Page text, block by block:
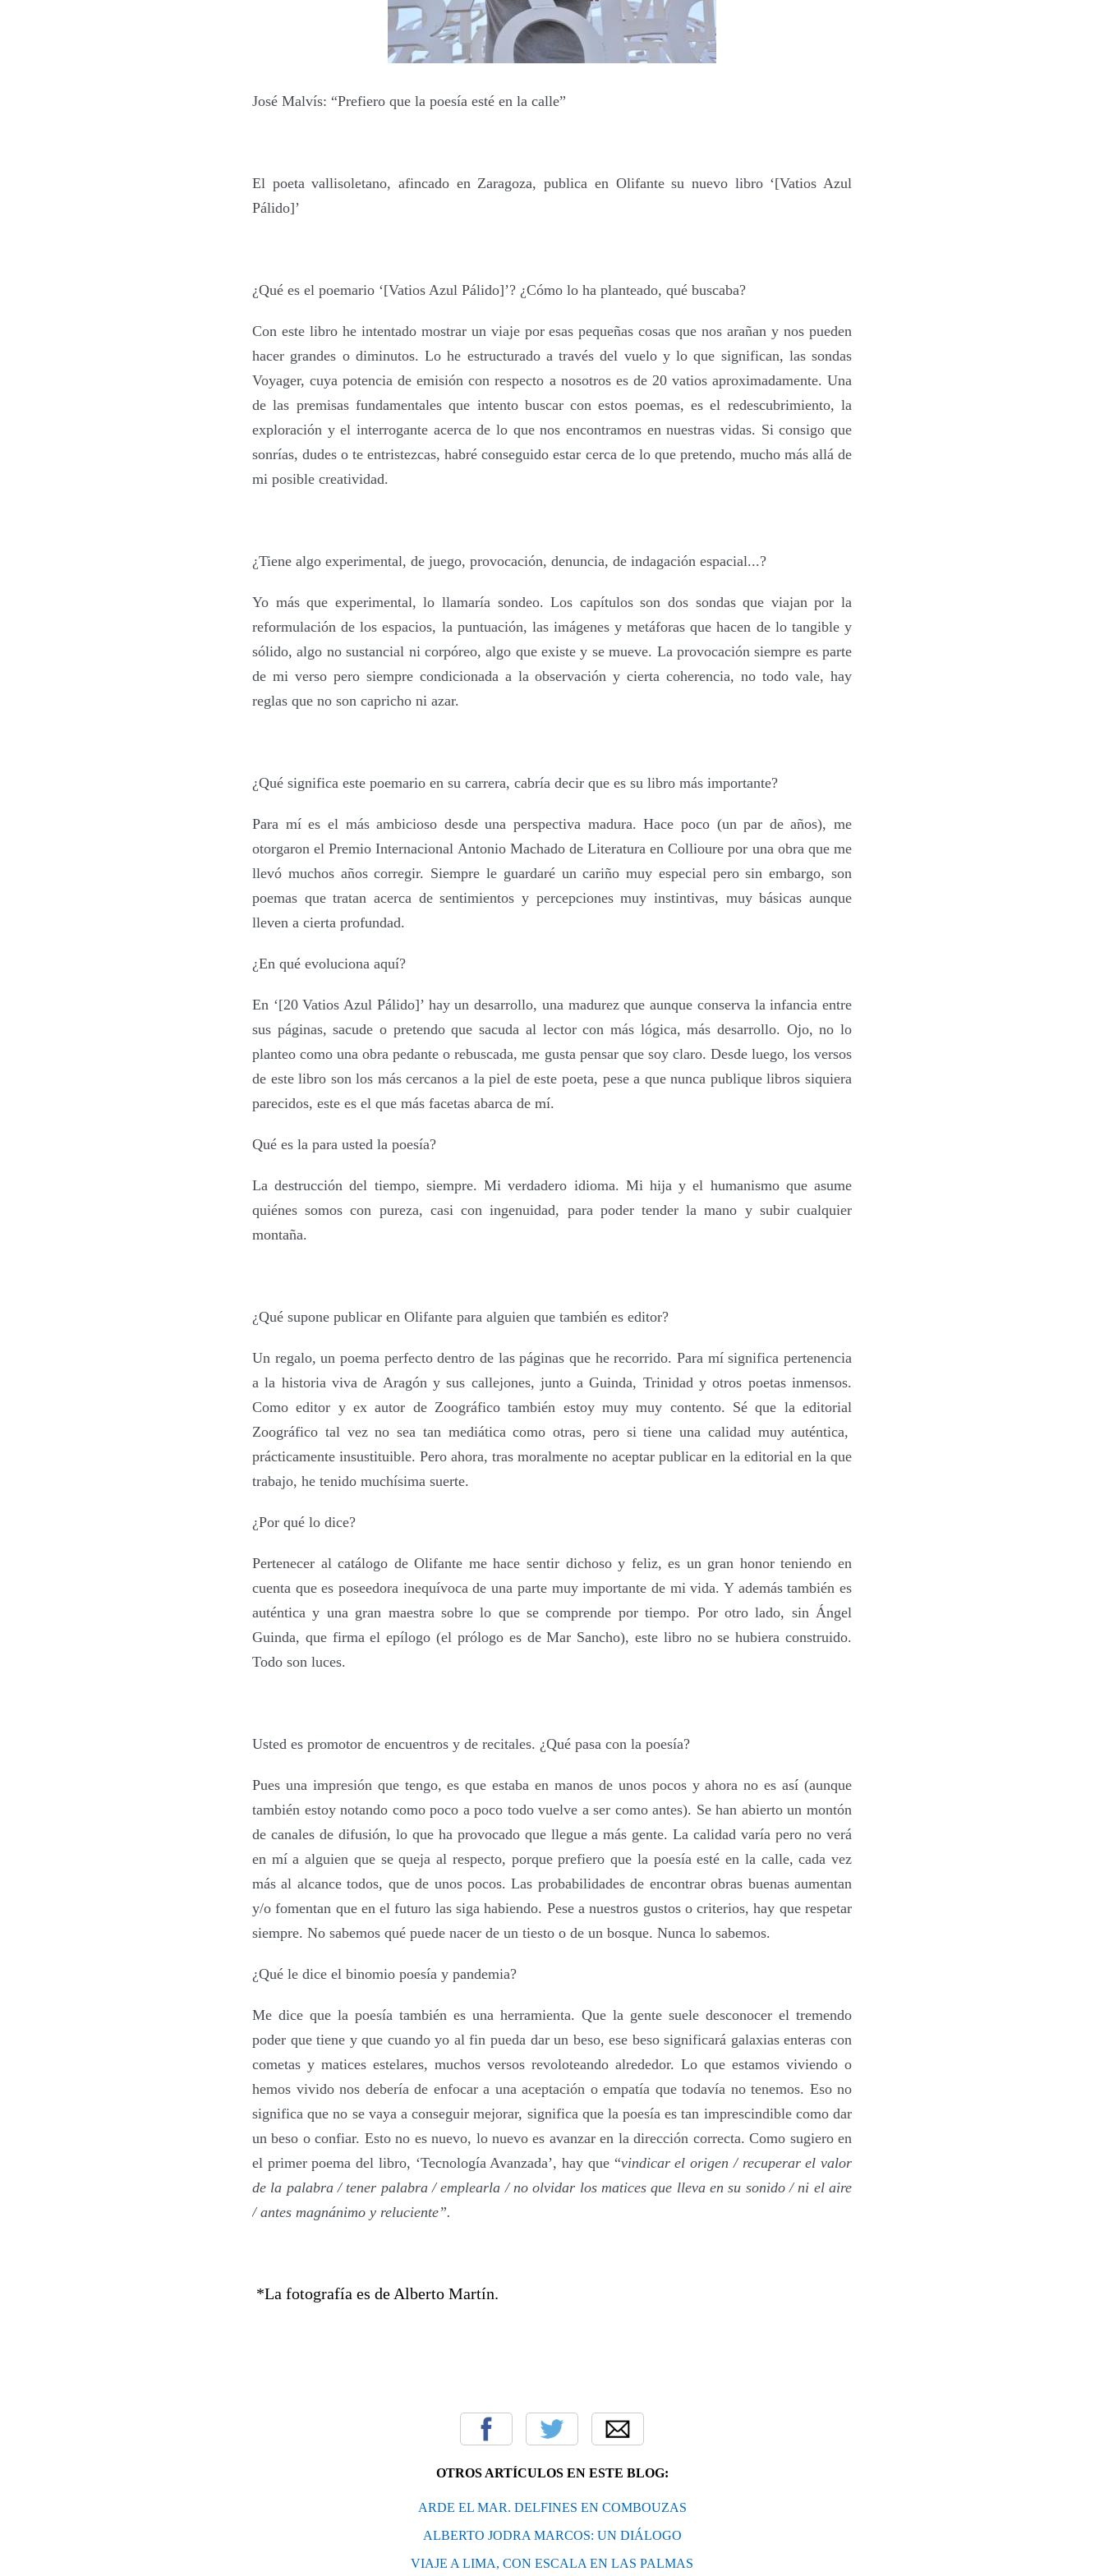
José Malvís: “Prefiero que la poesía esté en la calle”
El poeta vallisoletano, afincado en Zaragoza, publica en Olifante su nuevo libro ‘[Vatios Azul
Pálido]’
¿Qué es el poemario ‘[Vatios Azul Pálido]’? ¿Cómo lo ha planteado, qué buscaba?
Con este libro he intentado mostrar un viaje por esas pequeñas cosas que nos arañan y nos pueden
hacer grandes o diminutos. Lo he estructurado a través del vuelo y lo que significan, las sondas
Voyager, cuya potencia de emisión con respecto a nosotros es de 20 vatios aproximadamente. Una
de las premisas fundamentales que intento buscar con estos poemas, es el redescubrimiento, la
exploración y el interrogante acerca de lo que nos encontramos en nuestras vidas. Si consigo que
sonrías, dudes o te entristezcas, habré conseguido estar cerca de lo que pretendo, mucho más allá de
mi posible creatividad.
¿Tiene algo experimental, de juego, provocación, denuncia, de indagación espacial...?
Yo más que experimental, lo llamaría sondeo. Los capítulos son dos sondas que viajan por la
reformulación de los espacios, la puntuación, las imágenes y metáforas que hacen de lo tangible y
sólido, algo no sustancial ni corpóreo, algo que existe y se mueve. La provocación siempre es parte
de mi verso pero siempre condicionada a la observación y cierta coherencia, no todo vale, hay
reglas que no son capricho ni azar.
¿Qué significa este poemario en su carrera, cabría decir que es su libro más importante?
Para mí es el más ambicioso desde una perspectiva madura. Hace poco (un par de años), me
otorgaron el Premio Internacional Antonio Machado de Literatura en Collioure por una obra que me
llevó muchos años corregir. Siempre le guardaré un cariño muy especial pero sin embargo, son
poemas que tratan acerca de sentimientos y percepciones muy instintivas, muy básicas aunque
lleven a cierta profundad.
¿En qué evoluciona aquí?
En ‘[20 Vatios Azul Pálido]’ hay un desarrollo, una madurez que aunque conserva la infancia entre
sus páginas, sacude o pretendo que sacuda al lector con más lógica, más desarrollo. Ojo, no lo
planteo como una obra pedante o rebuscada, me gusta pensar que soy claro. Desde luego, los versos
de este libro son los más cercanos a la piel de este poeta, pese a que nunca publique libros siquiera
parecidos, este es el que más facetas abarca de mí.
Qué es la para usted la poesía?
La destrucción del tiempo, siempre. Mi verdadero idioma. Mi hija y el humanismo que asume
quiénes somos con pureza, casi con ingenuidad, para poder tender la mano y subir cualquier
montaña.
¿Qué supone publicar en Olifante para alguien que también es editor?
Un regalo, un poema perfecto dentro de las páginas que he recorrido. Para mí significa pertenencia
a la historia viva de Aragón y sus callejones, junto a Guinda, Trinidad y otros poetas inmensos.
Como editor y ex autor de Zoográfico también estoy muy muy contento. Sé que la editorial
Zoográfico tal vez no sea tan mediática como otras, pero si tiene una calidad muy auténtica,
prácticamente insustituible. Pero ahora, tras moralmente no aceptar publicar en la editorial en la que
trabajo, he tenido muchísima suerte.
¿Por qué lo dice?
Pertenecer al catálogo de Olifante me hace sentir dichoso y feliz, es un gran honor teniendo en
cuenta que es poseedora inequívoca de una parte muy importante de mi vida. Y además también es
auténtica y una gran maestra sobre lo que se comprende portiempo. Por otro lado, sin Ángel
Guinda, que firma el epílogo(el prólogo es de Mar Sancho), este libro no se hubiera construido.
Todo son luces.
Usted es promotor de encuentros y de recitales. ¿Qué pasa con la poesía?
Pues una impresión que tengo, es que estaba en manos de unos pocos y ahora no es así (aunque
también estoy notando como poco a poco todo vuelve a ser como antes). Se han abierto un montón
de canales de difusión, lo que ha provocado que llegue a más gente. La calidad varía pero no verá
en mí a alguien que se queja al respecto, porque prefiero que la poesía esté en la calle, cada vez
más al alcance todos, que de unos pocos. Las probabilidades de encontrar obras buenas aumentan
y/o fomentan que en el futuro las siga habiendo. Pese a nuestros gustos o criterios, hay que respetar
siempre. No sabemos qué puede nacer de un tiesto o de un bosque. Nunca lo sabemos.
¿Qué le dice el binomio poesía y pandemia?
Me dice que la poesía también es una herramienta. Que la gente suele desconocer el tremendo
poder que tiene y que cuando yo al fin pueda dar un beso, ese beso significará galaxias enteras con
cometas y matices estelares, muchos versos revoloteando alrededor. Lo que estamos viviendo o
hemos vivido nos debería de enfocar a una aceptación o empatía que todavía no tenemos. Eso no
significa que no se vaya a conseguir mejorar, significa que la poesía es tan imprescindible como dar
un beso o confiar. Esto no es nuevo, lo nuevo es avanzar en la dirección correcta. Como sugiero en
el primer poema del libro, ‘Tecnología Avanzada’, hay que “vindicar el origen / recuperar el valor
de la palabra / tener palabra / emplearla / no olvidar los matices que lleva en su sonido / ni el aire
/ antes magnánimo y reluciente”.
*La fotografía es de Alberto Martín.
OTROS ARTÍCULOS EN ESTE BLOG:
ARDE EL MAR. DELFINES EN COMBOUZAS
ALBERTO JODRA MARCOS: UN DIÁLOGO
VIAJE A LIMA, CON ESCALA EN LAS PALMAS